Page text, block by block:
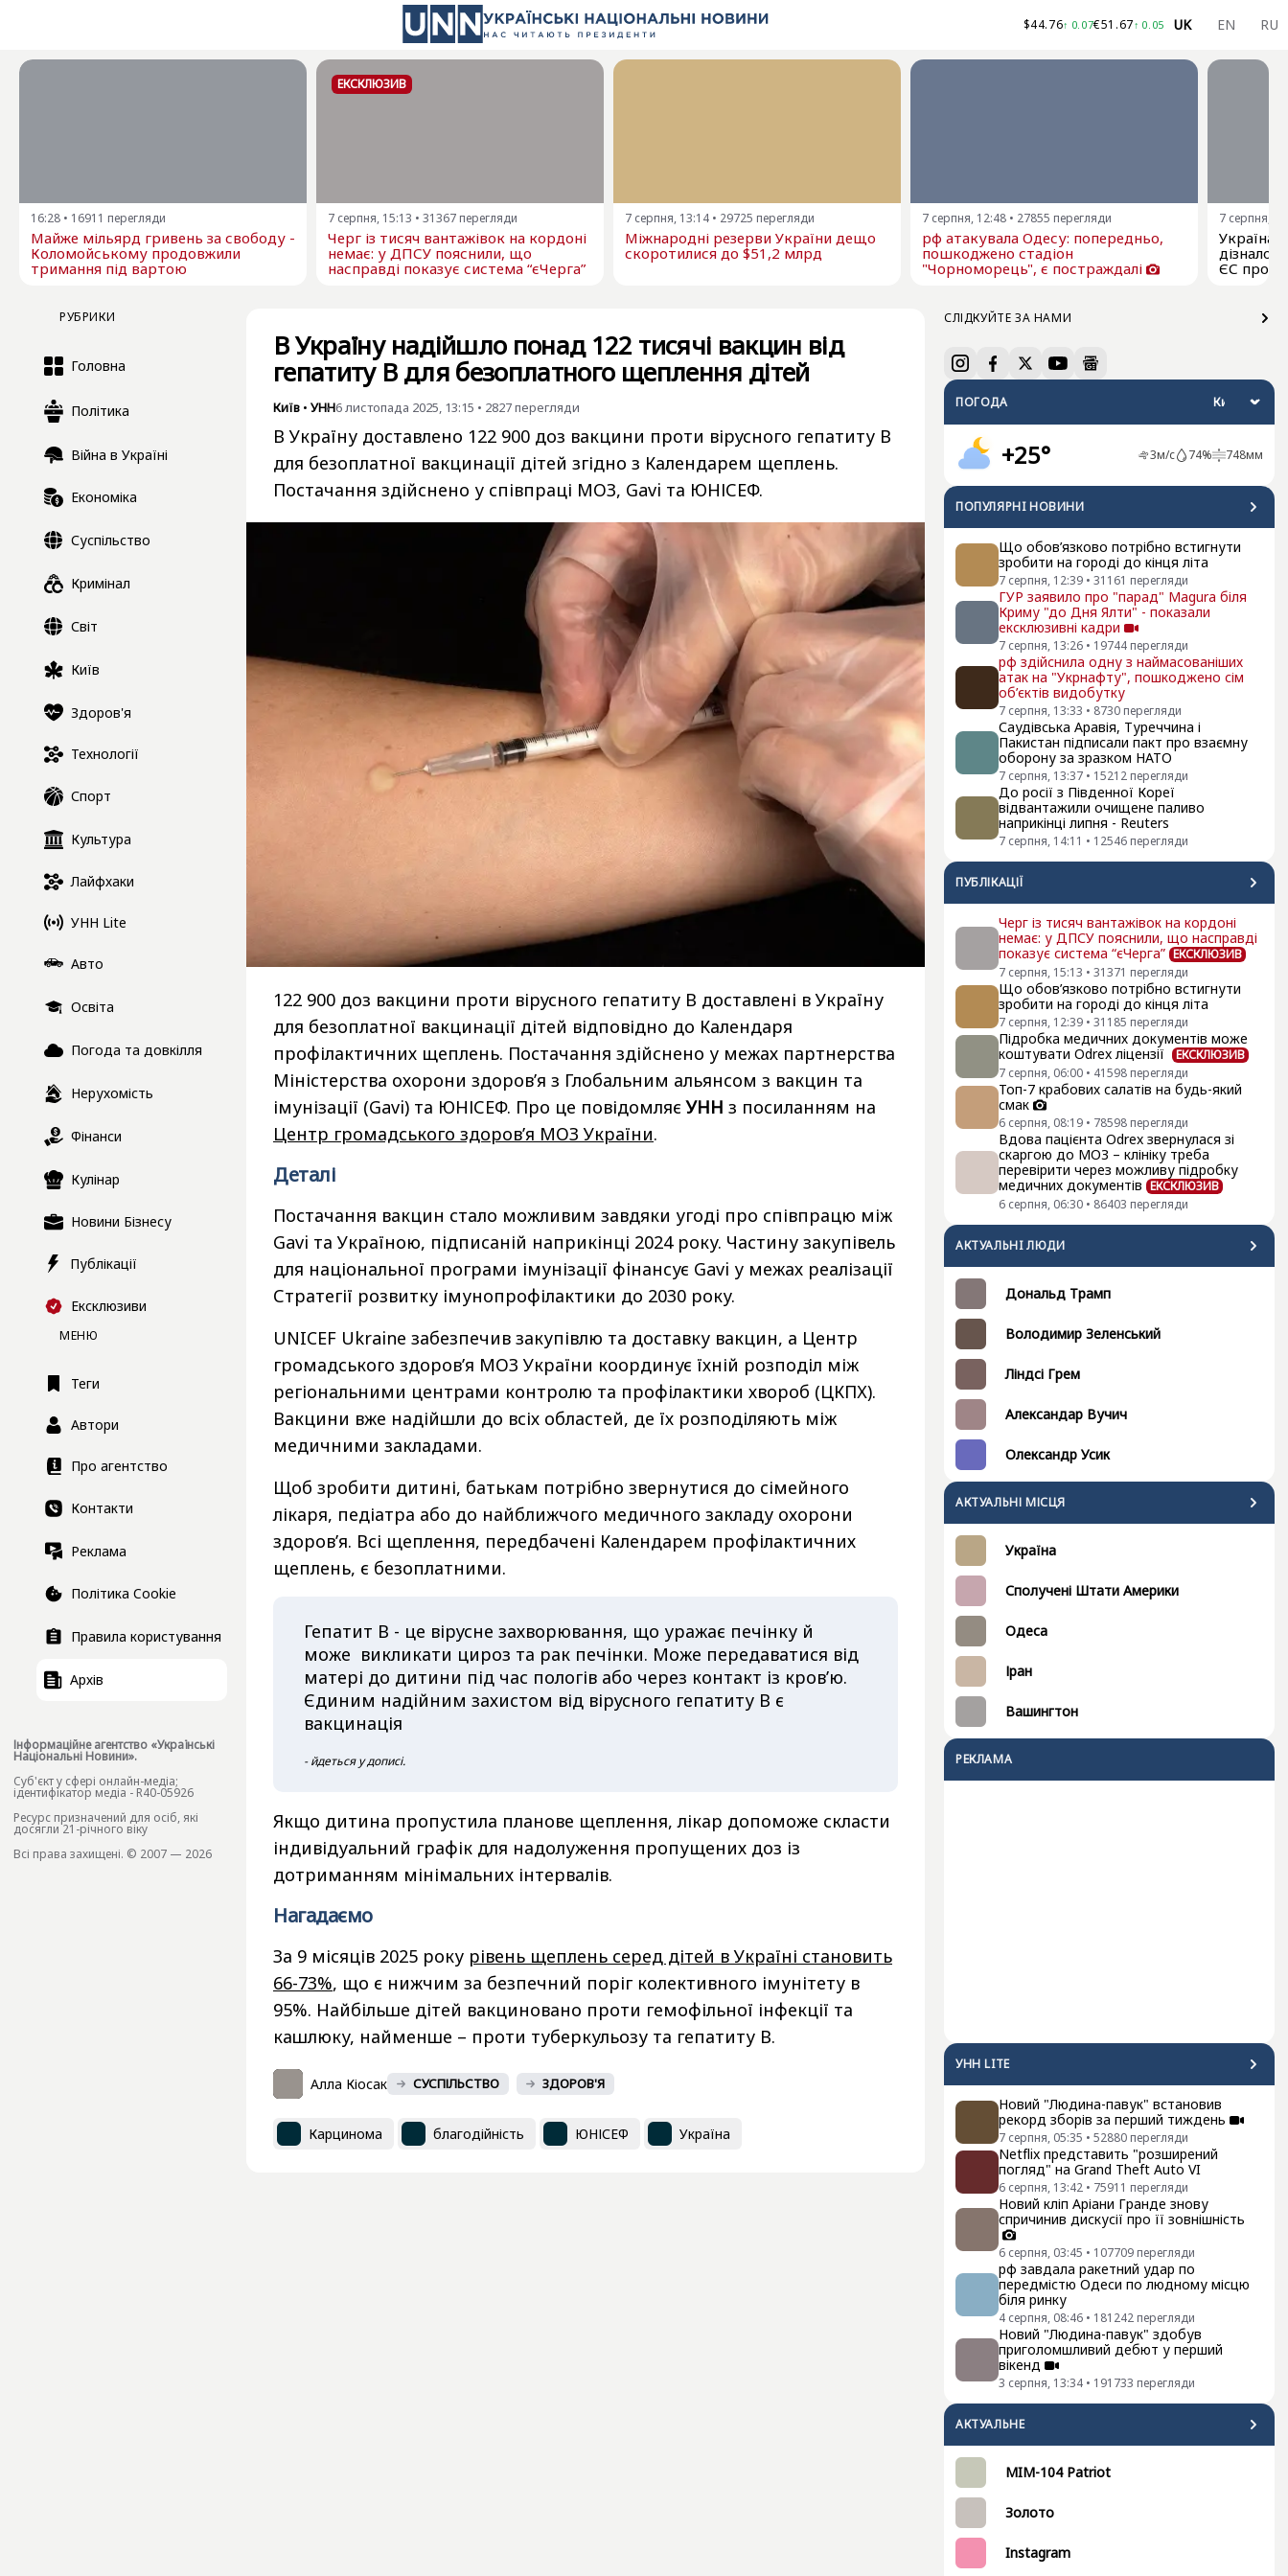
$44.76↑ 0.07€51.67↑ 0.05 UK EN RU
16:28 • 16911 перегляди
Майже мільярд гривень за свободу -
Коломойському продовжили
тримання під вартою
ЕКСКЛЮЗИВ
7 серпня, 15:13 • 31367 перегляди
Черг із тисяч вантажівок на кордоні
немає: у ДПСУ пояснили, що
насправді показує система “єЧерга”
7 серпня, 13:14 • 29725 перегляди
Міжнародні резерви України дещо
скоротилися до $51,2 млрд
7 серпня, 12:48 • 27855 перегляди
рф атакувала Одесу: попередньо,
пошкоджено стадіон
"Чорноморець", є постраждалі
7 серпня,
Україна
ЄС про
РУБРИКИ
Головна
Політика
Війна в Україні
Економіка
Суспільство
Кримінал
Світ
Київ
Здоров'я
Технології
Спорт
Культура
Лайфхаки
УНН Lite
Авто
Освіта
Погода та довкілля
Нерухомість
Фінанси
Кулінар
Новини Бізнесу
Публікації
Ексклюзиви
МЕНЮ
Теги
Автори
Про агентство
Контакти
Реклама
Політика Cookie
Правила користування
Архів
Інформаційне агентство «Українські
Національні Новини».
Cуб'єкт у сфері онлайн-медіа;
ідентифікатор медіа - R40-05926
Ресурс призначений для осіб, які
досягли 21-річного віку
Всі права захищені. © 2007 — 2026
СЛІДКУЙТЕ ЗА НАМИ
ПОГОДА
+25° 3м/с 74% 748мм
ПОПУЛЯРНI НОВИНИ
Що обов’язково потрібно встигнути
зробити на городі до кінця літа
7 серпня, 12:39 • 31161 перегляди
ГУР заявило про "парад" Magura біля
Криму "до Дня Ялти" - показали
ексклюзивні кадри
7 серпня, 13:26 • 19744 перегляди
рф здійснила одну з наймасованіших
атак на "Укрнафту", пошкоджено сім
об’єктів видобутку
7 серпня, 13:33 • 8730 перегляди
Саудівська Аравія, Туреччина і
Пакистан підписали пакт про взаємну
оборону за зразком НАТО
7 серпня, 13:37 • 15212 перегляди
До росії з Південної Кореї
відвантажили очищене паливо
наприкінці липня - Reuters
7 серпня, 14:11 • 12546 перегляди
ПУБЛІКАЦІЇ
Черг із тисяч вантажівок на кордоні
немає: у ДПСУ пояснили, що насправді
показує система “єЧерга” ЕКСКЛЮЗИВ
7 серпня, 15:13 • 31371 перегляди
Що обов’язково потрібно встигнути
зробити на городі до кінця літа
7 серпня, 12:39 • 31185 перегляди
Підробка медичних документів може
коштувати Odrex ліцензії
ЕКСКЛЮЗИВ
7 серпня, 06:00 • 41598 перегляди
Топ-7 крабових салатів на будь-який
смак
6 серпня, 08:19 • 78598 перегляди
Вдова пацієнта Odrex звернулася зі
скаргою до МОЗ – клініку треба
перевірити через можливу підробку
медичних документів ЕКСКЛЮЗИВ
6 серпня, 06:30 • 86403 перегляди
АКТУАЛЬНI ЛЮДИ
Дональд Трамп
Володимир Зеленський
Ліндсі Грем
Александар Вучич
Олександр Усик
АКТУАЛЬНІ МІСЦЯ
Україна
Сполучені Штати Америки
Одеса
Іран
Вашингтон
РЕКЛАМА
УНН LITE
Новий "Людина-павук" встановив
рекорд зборів за перший тиждень
7 серпня, 05:35 • 52880 перегляди
Netflix представить "розширений
погляд" на Grand Theft Auto VI
6 серпня, 13:42 • 75911 перегляди
Новий кліп Аріани Гранде знову
спричинив дискусії про її зовнішність
6 серпня, 03:45 • 107709 перегляди
рф завдала ракетний удар по
передмістю Одеси по людному місцю
біля ринку
4 серпня, 08:46 • 181242 перегляди
Новий "Людина-павук" здобув
приголомшливий дебют у перший
вікенд
3 серпня, 13:34 • 191733 перегляди
АКТУАЛЬНЕ
MIM-104 Patriot
Золото
Instagram
В Україну надійшло понад 122 тисячі вакцин від
гепатиту B для безоплатного щеплення дітей
Київ • УНН6 листопада 2025, 13:15 • 2827перегляди
В Україну доставлено 122 900 доз вакцини проти вірусного гепатиту B
для безоплатної вакцинації дітей згідно з Календарем щеплень.
Постачання здійснено у співпраці МОЗ, Gavi та ЮНІСЕФ.
122 900 доз вакцини проти вірусного гепатиту B доставлені в Україну
для безоплатної вакцинації дітей відповідно до Календаря
профілактичних щеплень. Постачання здійснено у межах партнерства
Міністерства охорони здоров’я з Глобальним альянсом з вакцин та
імунізації (Gavi) та ЮНІСЕФ. Про це повідомляєУНН з посиланням на
Центр громадського здоров’я МОЗ України.
Деталі
Постачання вакцин стало можливим завдяки угоді про співпрацю між
Gavi та Україною, підписаній наприкінці 2024 року. Частину закупівель
для національної програми імунізації фінансує Gavi у межах реалізації
Стратегії розвитку імунопрофілактики до 2030 року.
UNICEF Ukraine забезпечив закупівлю та доставку вакцин, а Центр
громадського здоров’я МОЗ України координує їхній розподіл між
регіональними центрами контролю та профілактики хвороб (ЦКПХ).
Вакцини вже надійшли до всіх областей, де їх розподіляють між
медичними закладами.
Щоб зробити дитині, батькам потрібно звернутися до сімейного
лікаря, педіатра або до найближчого медичного закладу охорони
здоров’я. Всі щеплення, передбачені Календарем профілактичних
щеплень, є безоплатними.
Гепатит B - це вірусне захворювання, що уражає печінку й
може викликати цироз та рак печінки. Може передаватися від
матері до дитини під час пологів або через контакт із кров’ю.
Єдиним надійним захистом від вірусного гепатиту B є
вакцинація
- йдеться у дописі.
Якщо дитина пропустила планове щеплення, лікар допоможе скласти
індивідуальний графік для надолуження пропущених доз із
дотриманням мінімальних інтервалів.
Нагадаємо
За 9 місяців 2025 року рівень щеплень серед дітей в Україні становить
66-73%, що є нижчим за безпечний поріг колективного імунітету в
95%. Найбільше дітей вакциновано проти гемофільної інфекції та
кашлюку, найменше – проти туберкульозу та гепатиту В.
Алла Кіосак СУСПІЛЬСТВО ЗДОРОВ'Я
Карцинома благодійність ЮНІСЕФ Україна